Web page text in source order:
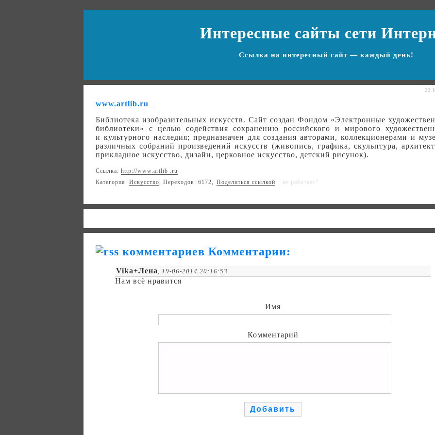
Интересные сайты сети
Ссылка на интересный сайт — каждый день!
www.artlib.ru
Библиотека изобразительных искусств. Сайт создан Фондом «Электронные
библиотеки» с целью содействия сохранению российского и мирового
и культурного наследия; предназначен для создания авторами, коллекционерами и
различных собраний произведений искусств (живопись, графика, скульптура,
прикладное искусство, дизайн, церковное искусство, детский рисунок).
Ссылка: http://www.artlib .ru
Категория: Искусство , Переходов: 6172, Поделиться ссылкой не работает?
22
Комментарии:
Vika+Лена , 19-06-2014 20:16:53
Нам всё нравится
Имя
Комментарий